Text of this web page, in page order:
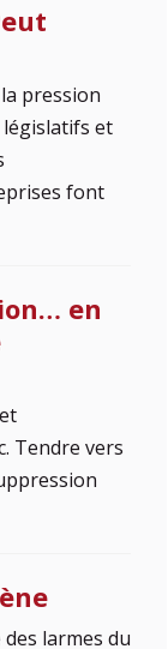
pression
et
font
en
Tendre vers
larmes du